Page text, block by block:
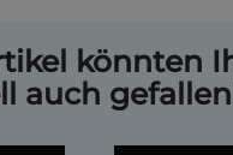
könnten
auch